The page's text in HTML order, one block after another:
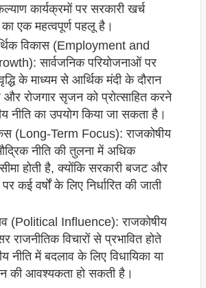
कार्यक्रमों पर सरकारी खर्च
का एक महत्वपूर्ण पहलू है।
विकास (Employment and
सार्वजनिक परियोजनाओं पर
के माध्यम से आर्थिक मंदी के दौरान
और रोजगार सृजन को प्रोत्साहित करने
नीति का उपयोग किया जा सकता है।
(Long-Term Focus): राजकोषीय
नीति की तुलना में अधिक
होती है, क्योंकि सरकारी बजट और
कई वर्षों के लिए निर्धारित की जाती
(Political Influence): राजकोषीय
राजनीतिक विचारों से प्रभावित होते
नीति में बदलाव के लिए विधायिका या
की आवश्यकता हो सकती है।